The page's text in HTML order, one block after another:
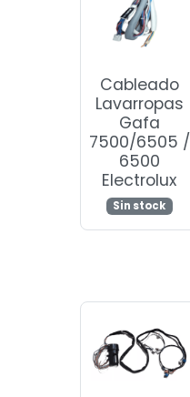
Cableado
Lavarropas
Gafa
7500/6505 /
6500
Electrolux
Sin stock